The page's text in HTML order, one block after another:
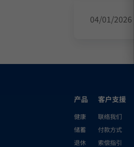
04/01/2026
产品
健康
储蓄
退休
客户支援
联络我们
付款方式
索偿指引